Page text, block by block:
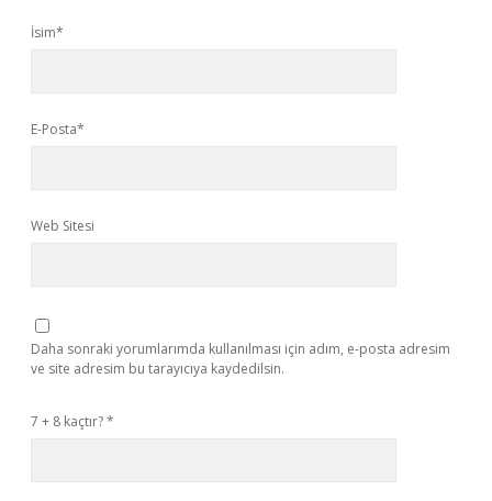
İsim*
E-Posta*
Web Sitesi
Daha sonraki yorumlarımda kullanılması için adım, e-posta adresim
ve site adresim bu tarayıcıya kaydedilsin.
7 + 8 kaçtır?*